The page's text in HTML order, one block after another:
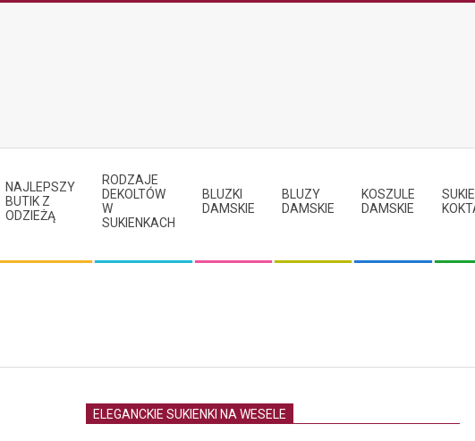
NAJLEPSZY
BUTIK Z
ODZIEŻĄ
RODZAJE
DEKOLTÓW
W
SUKIENKACH
BLUZKI
DAMSKIE
BLUZY
DAMSKIE
KOSZULE
DAMSKIE
ELEGANCKIE SUKIENKI NA WESELE